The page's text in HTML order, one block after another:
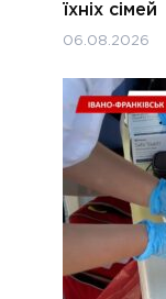
їхніх сімей
06.08.2026